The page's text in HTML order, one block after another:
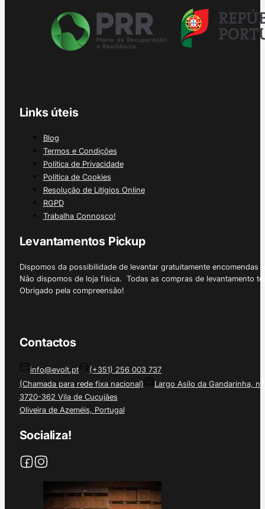
Links úteis
Blog
Termos e Condições
Política de Privacidade
Política de Cookies
Resolução de Litígios Online
RGPD
Trabalha Connosco!
Levantamentos Pickup
Dispomos da possibilidade de levantar gratuitamente
Não dispomos de loja física. Todas as compras de levantamento
Obrigado pela compreensão!
Contactos
info@evolt.pt
(+351) 256 003 737
(Chamada para rede fixa nacional)
Largo Asilo da Gandarinha, nº
3720-362 Vila de Cucujães
Oliveira de Azeméis, Portugal
Socializa!